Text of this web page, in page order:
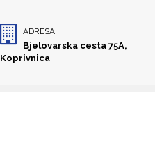
ADRESA
Bjelovarska cesta 75A,
Koprivnica